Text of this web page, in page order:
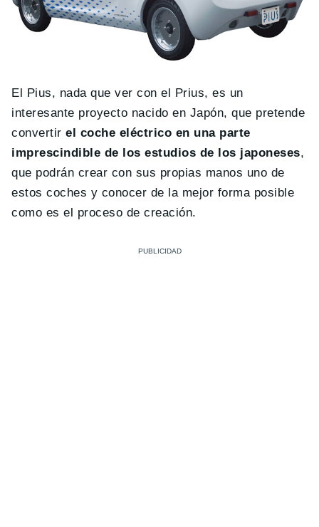
El Pius, nada que ver con el Prius, es un
interesante proyecto nacido en Japón, que pretende
convertir el coche eléctrico en una parte
imprescindible de los estudios de los japoneses,
que podrán crear con sus propias manos uno de
estos coches y conocer de la mejor forma posible
como es el proceso de creación.